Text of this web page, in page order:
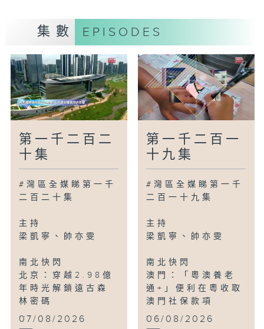
黑龍江：大型冰雕自動化搭建機器人完成測
廣為人知
廣州：港澳青年學子登艦參觀共築強國夢想
廣州：外國學子感受中醫護理精髓
廣州：「機器人七劍客」亮相廣交會
灣區新里程
出發
深圳：「閃電」奪冠彰顯兩業融合新勢能
中山：親身體驗機器人「按摩師」
河北雄安：在「機器人學校」做「老師」
講你知
香港：全港首間電影動作特技館體驗「吊威
也」
鳥瞰神州
集數 EPISODES
第一千二百二
十集
#灣區全媒睇第一千
二百二十集
主持
梁凱寧、帥亦雯
南北快閃
北京：穿越2.98億
年時光解鎖遠古森
林密碼
...
07/08/2026
第一千二百一
十九集
#灣區全媒睇第一千
二百一十九集
主持
梁凱寧、帥亦雯
南北快閃
澳門：「粵澳養老
通+」便利在粵收取
澳門社保款項
...
06/08/2026